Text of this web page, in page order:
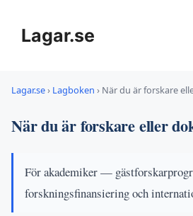
innehållLagar.se
Lagar.se› Lagboken › När du är forskare
När du är forskare eller
För akademiker —
forskningsfinansiering och